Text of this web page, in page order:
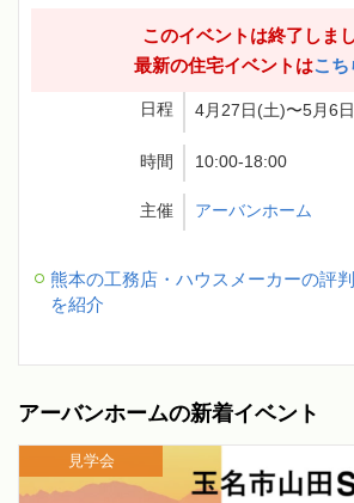
このイベントは終了しまし
最新の住宅イベントはこち
日程 4月27日(土)〜5月6
時間 10:00-18:00
主催 アーバンホーム
熊本の工務店・ハウスメーカーの評
を紹介
アーバンホームの新着イベント
見学会